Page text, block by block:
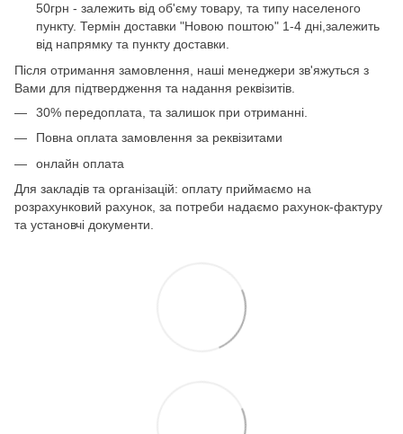
50грн - залежить від об'єму товару, та типу населеного
пункту. Термін доставки "Новою поштою" 1-4 дні,залежить
від напрямку та пункту доставки.
Після отримання замовлення, наші менеджери зв'яжуться з
Вами для підтвердження та надання реквізитів.
30% передоплата, та залишок при отриманні.
Повна оплата замовлення за реквізитами
онлайн оплата
Для закладів та організацій: оплату приймаємо на
розрахунковий рахунок, за потреби надаємо рахунок-фактуру
та установчі документи.